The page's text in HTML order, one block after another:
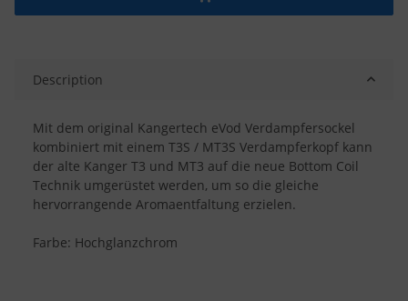
Description
Mit dem original Kangertech eVod Verdampfersockel
kombiniert mit einem T3S / MT3S Verdampferkopf kann
der alte Kanger T3 und MT3 auf die neue Bottom Coil
Technik umgerüstet werden, um so die gleiche
hervorrangende Aromaentfaltung erzielen.
Farbe: Hochglanzchrom